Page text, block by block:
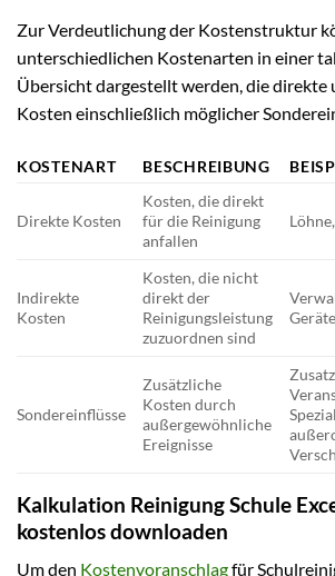
Zur Verdeutlichung der Kostenstruktur
unterschiedlichen Kostenarten in einer
Übersicht dargestellt werden, die direkte
Kosten einschließlich möglicher
KOSTENART BESCHREIBUNG
Direkte Kosten
Kosten, die direkt
für die Reinigung
anfallen
Indirekte
Kosten
Kosten, die nicht
direkt der
Reinigungsleistung
zuzuordnen sind
Sondereinflüsse
Zusätzliche
Kosten durch
außergewöhnliche
Ereignisse
Kalkulation Reinigung Schule
kostenlos downloaden
Um den Kostenvoranschlagfür